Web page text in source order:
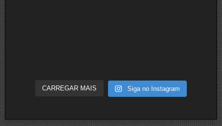
CARREGAR MAIS Siga no Instagram